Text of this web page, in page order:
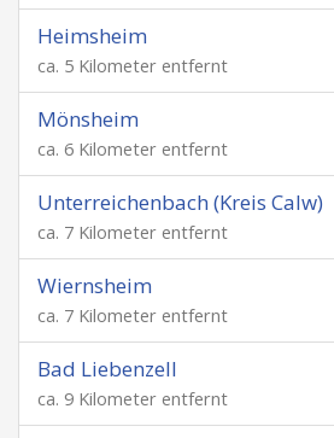
Heimsheim
ca. 5 Kilometer entfernt
Mönsheim
ca. 6 Kilometer entfernt
Unterreichenbach (Kreis Calw)
ca. 7 Kilometer entfernt
Wiernsheim
ca. 7 Kilometer entfernt
Bad Liebenzell
ca. 9 Kilometer entfernt